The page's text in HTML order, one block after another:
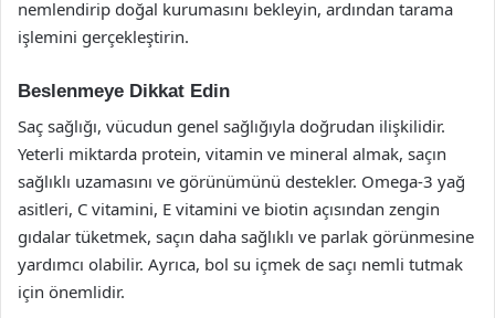
nemlendirip doğal kurumasını bekleyin, ardından tarama
işlemini gerçekleştirin.
Beslenmeye Dikkat Edin
Saç sağlığı, vücudun genel sağlığıyla doğrudan ilişkilidir.
Yeterli miktarda protein, vitamin ve mineral almak, saçın
sağlıklı uzamasını ve görünümünü destekler. Omega-3 yağ
asitleri, C vitamini, E vitamini ve biotin açısından zengin
gıdalar tüketmek, saçın daha sağlıklı ve parlak görünmesine
yardımcı olabilir. Ayrıca, bol su içmek de saçı nemli tutmak
için önemlidir.